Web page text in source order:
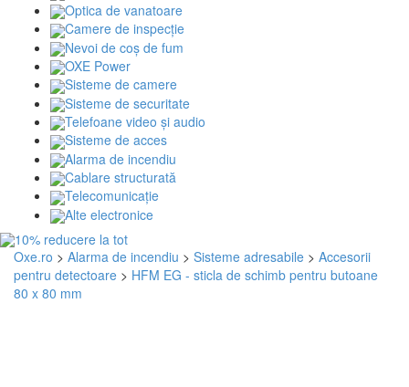
Optica de vanatoare
Camere de inspecție
Nevoi de coș de fum
OXE Power
Sisteme de camere
Sisteme de securitate
Telefoane video și audio
Sisteme de acces
Alarma de incendiu
Cablare structurată
Telecomunicaţie
Alte electronice
Oxe.ro > Alarma de incendiu > Sisteme adresabile > Accesorii
pentru detectoare > HFM EG - sticla de schimb pentru butoane
80 x 80 mm